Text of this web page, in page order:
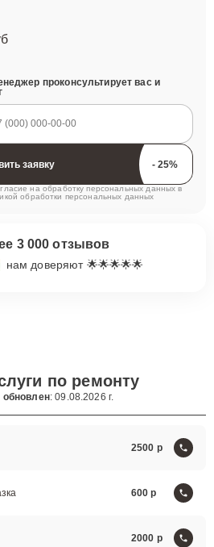
проконсультирует вас и
Отправить заявку
на обработку персональных данных в
обработки персональных данных
3 000 отзывов
нам доверяют 🌟🌟🌟🌟🌟
по ремонту
обновлен: 09.08.2026 г.
2500
600
2000